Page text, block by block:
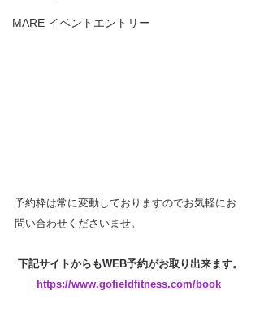
MARE イベントエントリー
予約枠は常に変動しておりますのでお気軽にお
問い合わせくださいませ。
下記サイトからもWEB予約がお取り出来ます。
https://www.gofieldfitness.com/book